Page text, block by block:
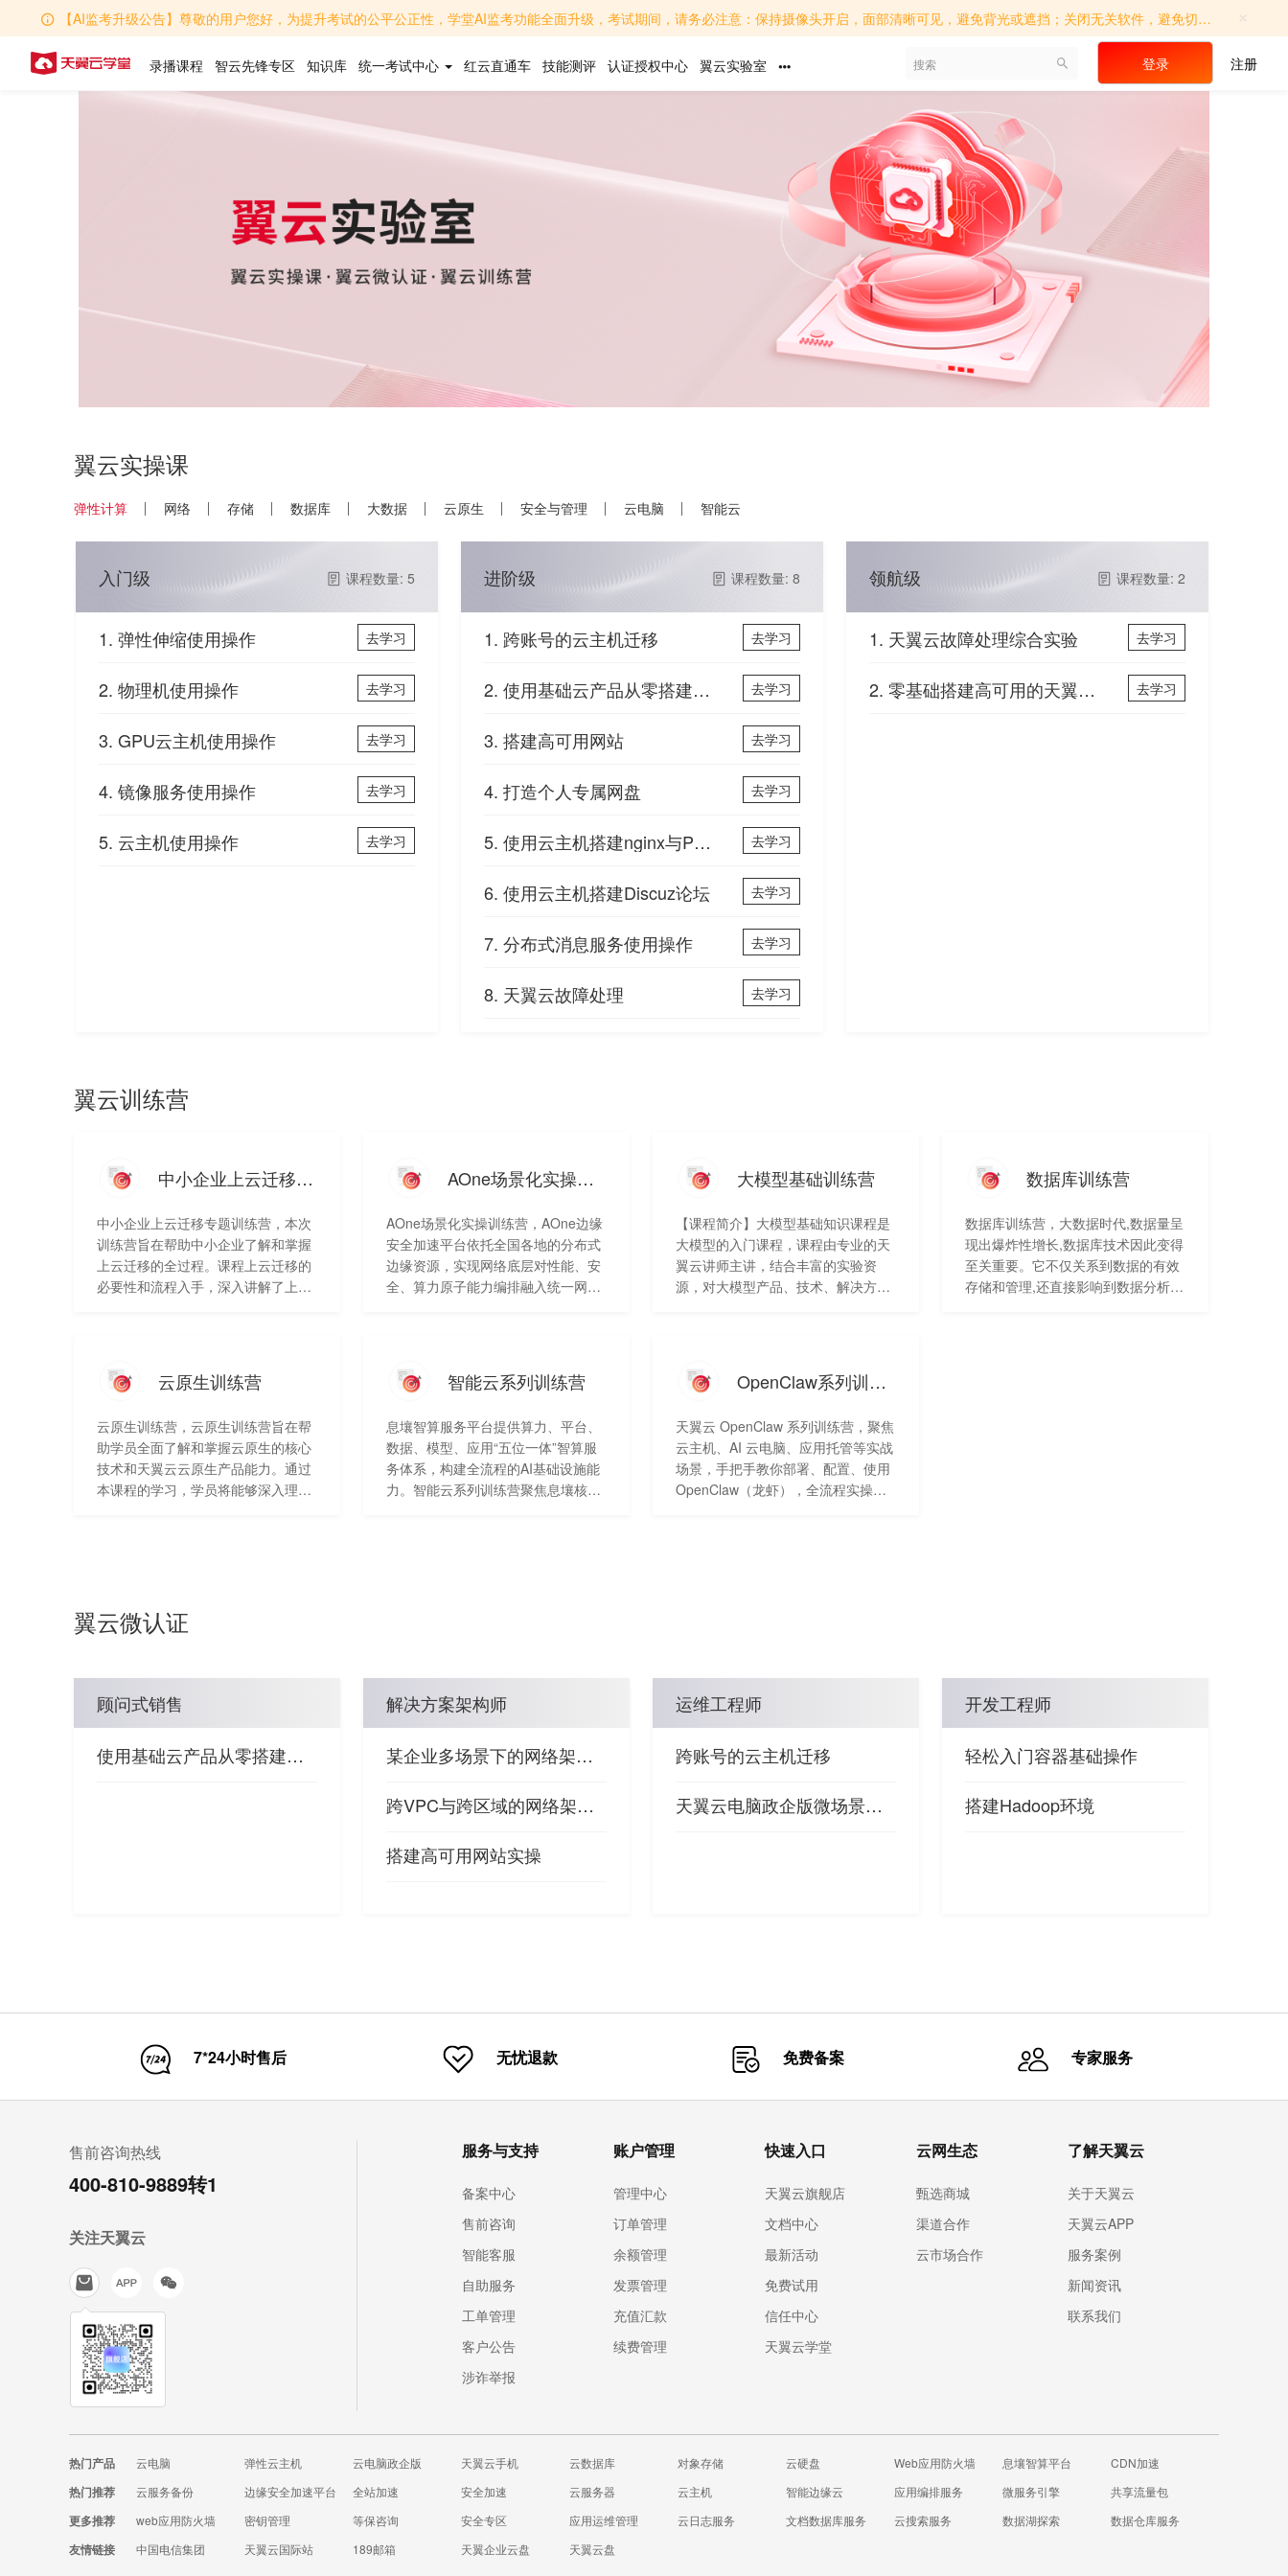
【AI监考升级公告】尊敬的用户您好，为提升考试的公平公正性，学堂AI监考功能全面升级，考试期间，请务必注意：保持摄像头开启，面部清晰可见，避免背光或遮挡；关闭无关软件，避免切屏操作；确保考试环境相对独立，避免他人进入；如遇系统提示，请及时调...
录播课程 智云先锋专区 知识库 统一考试中心 红云直通车 技能测评 认证授权中心 翼云实验室 登录 注册
翼云实操课
弹性计算 网络 存储 数据库 大数据 云原生 安全与管理 云电脑 智能云
入门级 课程数量: 5
1. 弹性伸缩使用操作 去学习
2. 物理机使用操作 去学习
3. GPU云主机使用操作 去学习
4. 镜像服务使用操作 去学习
5. 云主机使用操作 去学习
进阶级 课程数量: 8
1. 跨账号的云主机迁移 去学习
2. 使用基础云产品从零搭建论坛 去学习
3. 搭建高可用网站 去学习
4. 打造个人专属网盘 去学习
5. 使用云主机搭建nginx与PHP环境 去学习
6. 使用云主机搭建Discuz论坛 去学习
7. 分布式消息服务使用操作 去学习
8. 天翼云故障处理 去学习
领航级 课程数量: 2
1. 天翼云故障处理综合实验 去学习
2. 零基础搭建高可用的天翼云WordPress网站 去学习
翼云训练营
中小企业上云迁移专题训练营
中小企业上云迁移专题训练营，本次
训练营旨在帮助中小企业了解和掌握
上云迁移的全过程。课程上云迁移的
必要性和流程入手，深入讲解了上云
分享，学员可以了解到成功的上云迁
移案例，从而掌握实用的上云迁移经
AOne场景化实操训练营
AOne场景化实操训练营，AOne边缘
安全加速平台依托全国各地的分布式
边缘资源，实现网络底层对性能、安
全、算力原子能力编排融入统一网
及安全智能边缘网络。 本次场景化实
操训练营通过4大板块介绍AOne是什
课程讲解和实操实训带大家全面认识
天翼云AOne。
大模型基础训练营
【课程简介】大模型基础知识课程是
大模型的入门课程，课程由专业的天
翼云讲师主讲，结合丰富的实验资
源，对大模型产品、技术、解决方案
大模型基础概念和构建大模型相关知
识讲起，后续章节会重点讲解大模型
练、大模型的有监督微调、大模型强
化学习等内容，从应用角度讲解通用
大模型和行业大模型知识以及阐述大
模型未来的挑战和机遇，最后基于天
数据库训练营
数据库训练营，大数据时代,数据量呈
现出爆炸性增长,数据库技术因此变得
至关重要。它不仅关系到数据的有效
存储和管理,还直接影响到数据分析和
云原生训练营
云原生训练营，云原生训练营旨在帮
助学员全面了解和掌握云原生的核心
技术和天翼云云原生产品能力。通过
本课程的学习，学员将能够深入理解
力。
智能云系列训练营
息壤智算服务平台提供算力、平台、
数据、模型、应用“五位一体”智算服
务体系，构建全流程的AI基础设施能
力。智能云系列训练营聚焦息壤核心
OpenClaw系列训练营
天翼云 OpenClaw 系列训练营，聚焦
云主机、AI 云电脑、应用托管等实战
场景，手把手教你部署、配置、使用
OpenClaw（龙虾），全流程实操教
翼云微认证
顾问式销售
使用基础云产品从零搭建论坛
解决方案架构师
某企业多场景下的网络架构设计
跨VPC与跨区域的网络架构设计
搭建高可用网站实操
运维工程师
跨账号的云主机迁移
天翼云电脑政企版微场景演练
开发工程师
轻松入门容器基础操作
搭建Hadoop环境
7*24小时售后 无忧退款 免费备案 专家服务
售前咨询热线
400-810-9889转1
关注天翼云
服务与支持
备案中心
售前咨询
智能客服
自助服务
工单管理
客户公告
涉诈举报
账户管理
管理中心
订单管理
余额管理
发票管理
充值汇款
续费管理
快速入口
天翼云旗舰店
文档中心
最新活动
免费试用
信任中心
天翼云学堂
云网生态
甄选商城
渠道合作
云市场合作
了解天翼云
关于天翼云
天翼云APP
服务案例
新闻资讯
联系我们
热门产品 云电脑 弹性云主机 云电脑政企版 天翼云手机 云数据库 对象存储 云硬盘 Web应用防火墙 息壤智算平台 CDN加速
热门推荐 云服务备份 边缘安全加速平台 全站加速 安全加速 云服务器 云主机 智能边缘云 应用编排服务 微服务引擎 共享流量包
更多推荐 web应用防火墙 密钥管理 等保咨询 安全专区 应用运维管理 云日志服务 文档数据库服务 云搜索服务 数据湖探索 数据仓库服务
友情链接 中国电信集团 天翼云国际站 189邮箱 天翼企业云盘 天翼云盘